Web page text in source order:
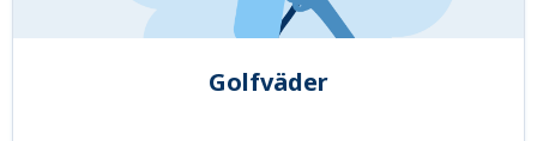
Golfväder